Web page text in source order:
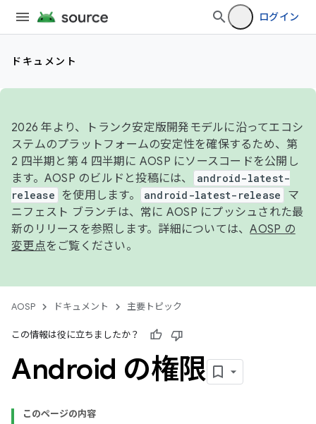
ログイン
ドキュメント
2026 年より、トランク安定版開発モデルに沿ってエコシ
ステムのプラットフォームの安定性を確保するため、第
2 四半期と第 4 四半期に AOSP にソースコードを公開し
ます。AOSP のビルドと投稿には、
android-latest-
release
を使用します。 android-latest-release
マ
ニフェスト ブランチは、常に AOSP にプッシュされた最
新のリリースを参照します。詳細については、AOSP の
変更点をご覧ください。
AOSP ドキュメント 主要トピック
この情報は役に立ちましたか？
Android の権限
このページの内容